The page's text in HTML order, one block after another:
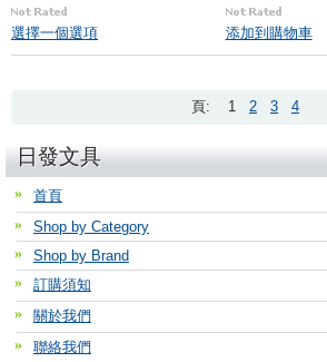
選擇一個選項 添加到購物車
頁: 1 2 3 4
日發文具
首頁
Shop by Category
Shop by Brand
訂購須知
關於我們
聯絡我們